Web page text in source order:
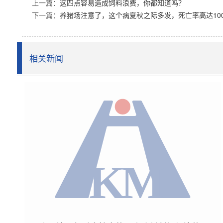
上一篇： 这四点容易造成饲料浪费，你都知道吗？
下一篇： 养猪场注意了，这个病夏秋之际多发，死亡率高达
相关新闻